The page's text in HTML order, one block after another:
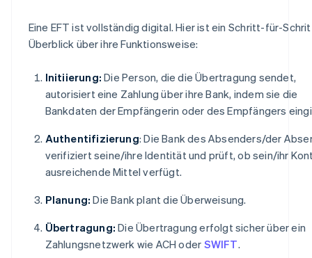
Eine EFT ist vollständig digital. Hier ist ein Schritt-für-
Überblick über ihre Funktionsweise:
Initiierung: Die Person, die die Übertragung sendet,
autorisiert eine Zahlung über ihre Bank, indem sie die
Bankdaten der Empfängerin oder des Empfängers
Authentifizierung: Die Bank des Absenders/der
verifiziert seine/ihre Identität und prüft, ob sein/ihr
ausreichende Mittel verfügt.
Planung: Die Bank plant die Überweisung.
Übertragung: Die Übertragung erfolgt sicher über ein
Zahlungsnetzwerk wie ACH oder SWIFT.